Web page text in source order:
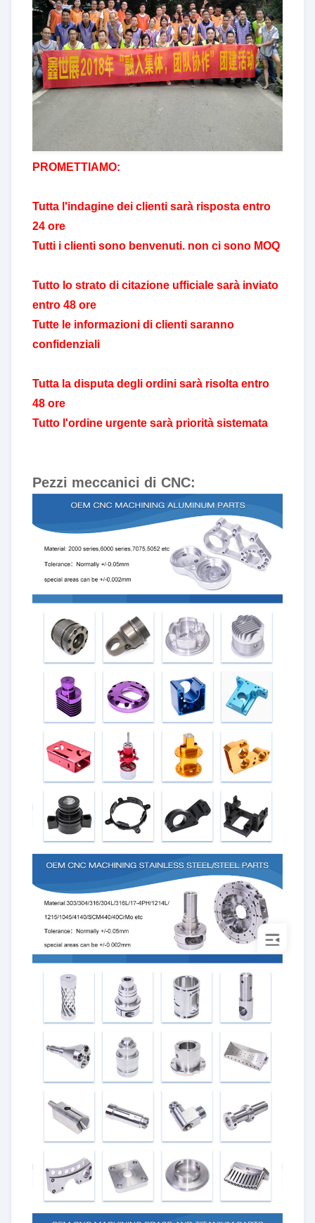
PROMETTIAMO:
Tutta l'indagine dei clienti sarà risposta entro
24 ore
Tutti i clienti sono benvenuti. non ci sono MOQ
Tutto lo strato di citazione ufficiale sarà inviato
entro 48 ore
Tutte le informazioni di clienti saranno
confidenziali
Tutta la disputa degli ordini sarà risolta entro
48 ore
Tutto l'ordine urgente sarà priorità sistemata
Pezzi meccanici di CNC: